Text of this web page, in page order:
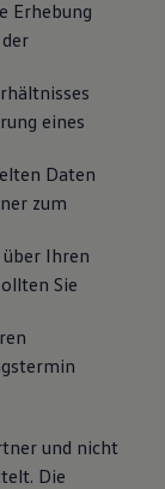
Erhebung
eines
Daten
zum
Ihren
Sie
und nicht
Die